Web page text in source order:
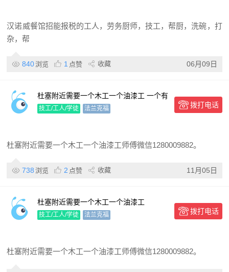
汉诺威餐馆招能报税的工人，劳务厨师，技工，帮厨，洗碗，打
杂，帮
840浏览 1 点赞 收藏 06月09日
杜塞附近需要一个木工一个油漆工 一个有
装修经验的打杂
技工/工人/学徒 法兰克福 拨打电话
杜塞附近需要一个木工一个油漆工师傅微信1280009882。
738 浏览 2 点赞 收藏 11月05日
杜塞附近需要一个木工一个油漆工
技工/工人/学徒 法兰克福 拨打电话
杜塞附近需要一个木工一个油漆工师傅微信1280009882。